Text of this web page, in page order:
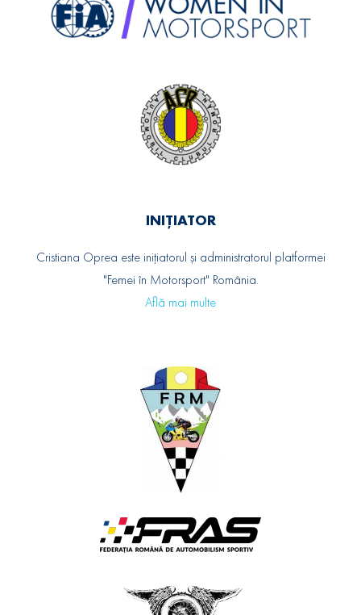
INIȚIATOR
Cristiana Oprea este inițiatorul și administratorul platformei
"Femei în Motorsport" România.
Află mai multe